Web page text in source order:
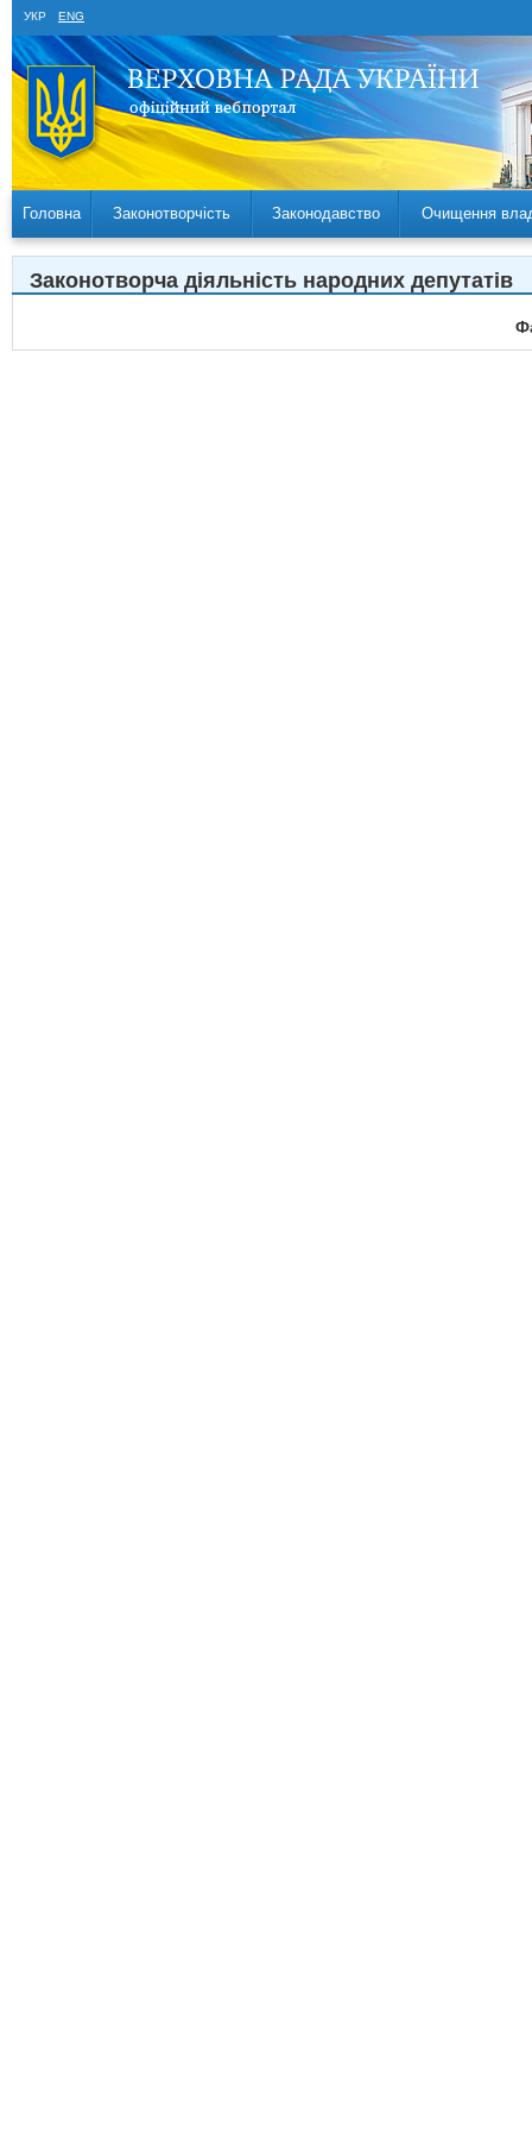
УКР ENG
Головна Законотворчість Законодавство Очищення
Законотворча діяльність народних депутатів